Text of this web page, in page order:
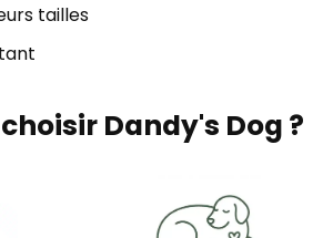
tailles
Dandy's Dog ?